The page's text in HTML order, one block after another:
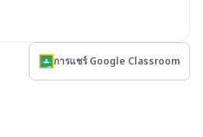
การแชร์ Google Classroom